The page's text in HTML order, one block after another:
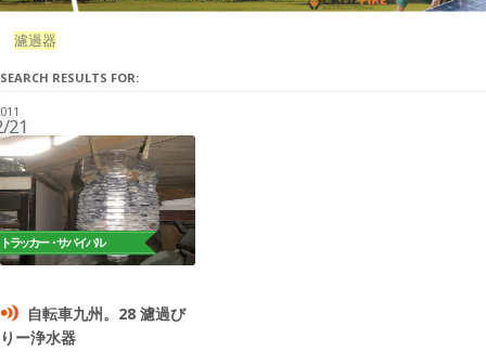
濾過器
SEARCH RESULTS FOR:
21
自転車九州。28 濾過び
りー浄水器